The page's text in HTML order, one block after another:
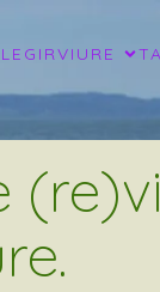
VIURE